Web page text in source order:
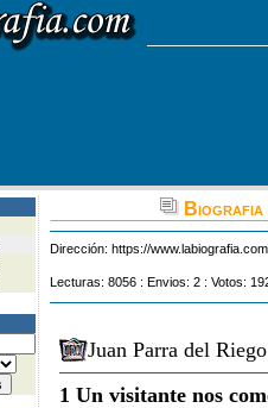
Biografia
Dirección: https://
Lecturas: 8056 : Envios: 2 : Votos:
Juan Parra del
1 Un visitante nos